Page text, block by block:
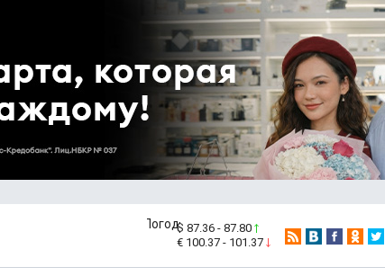
$ 87.36 - 87.80
€ 100.37 - 101.37